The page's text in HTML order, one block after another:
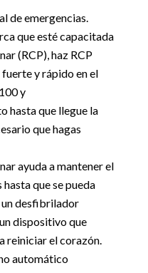
de emergencias.
que esté capacitada
(RCP), haz RCP
fuerte y rápido en el
y
hasta que llegue la
que hagas
ayuda a mantener el
que se pueda
desfibrilador
dispositivo que
reiniciar el corazón.
automático